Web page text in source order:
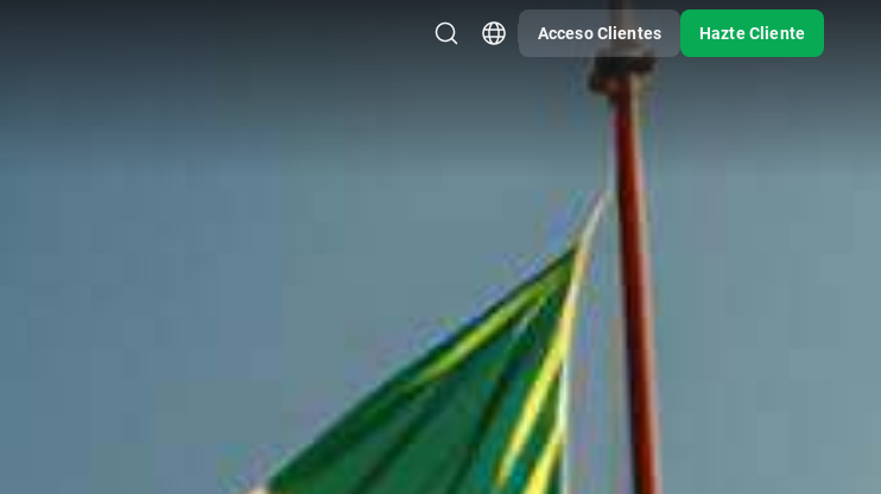
Acceso Clientes Hazte Cliente